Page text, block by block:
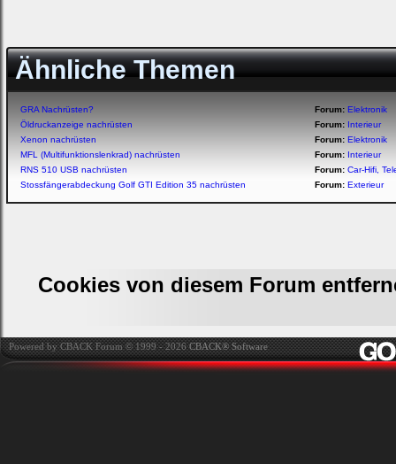
Ähnliche Themen
GRA Nachrüsten? Forum: Elektronik
Öldruckanzeige nachrüsten
Forum: Interieur
Xenon nachrüsten
Forum: Elektronik
MFL (Multifunktionslenkrad) nachrüsten
Forum: Interieur
RNS 510 USB nachrüsten
Forum: Car-Hifi,
Stossfängerabdeckung Golf GTI Edition 35 nachrüsten
Forum: Exterieur
Cookies von diesem Forum
Powered by CBACK Forum © 1999 - 2026CBACK® Software